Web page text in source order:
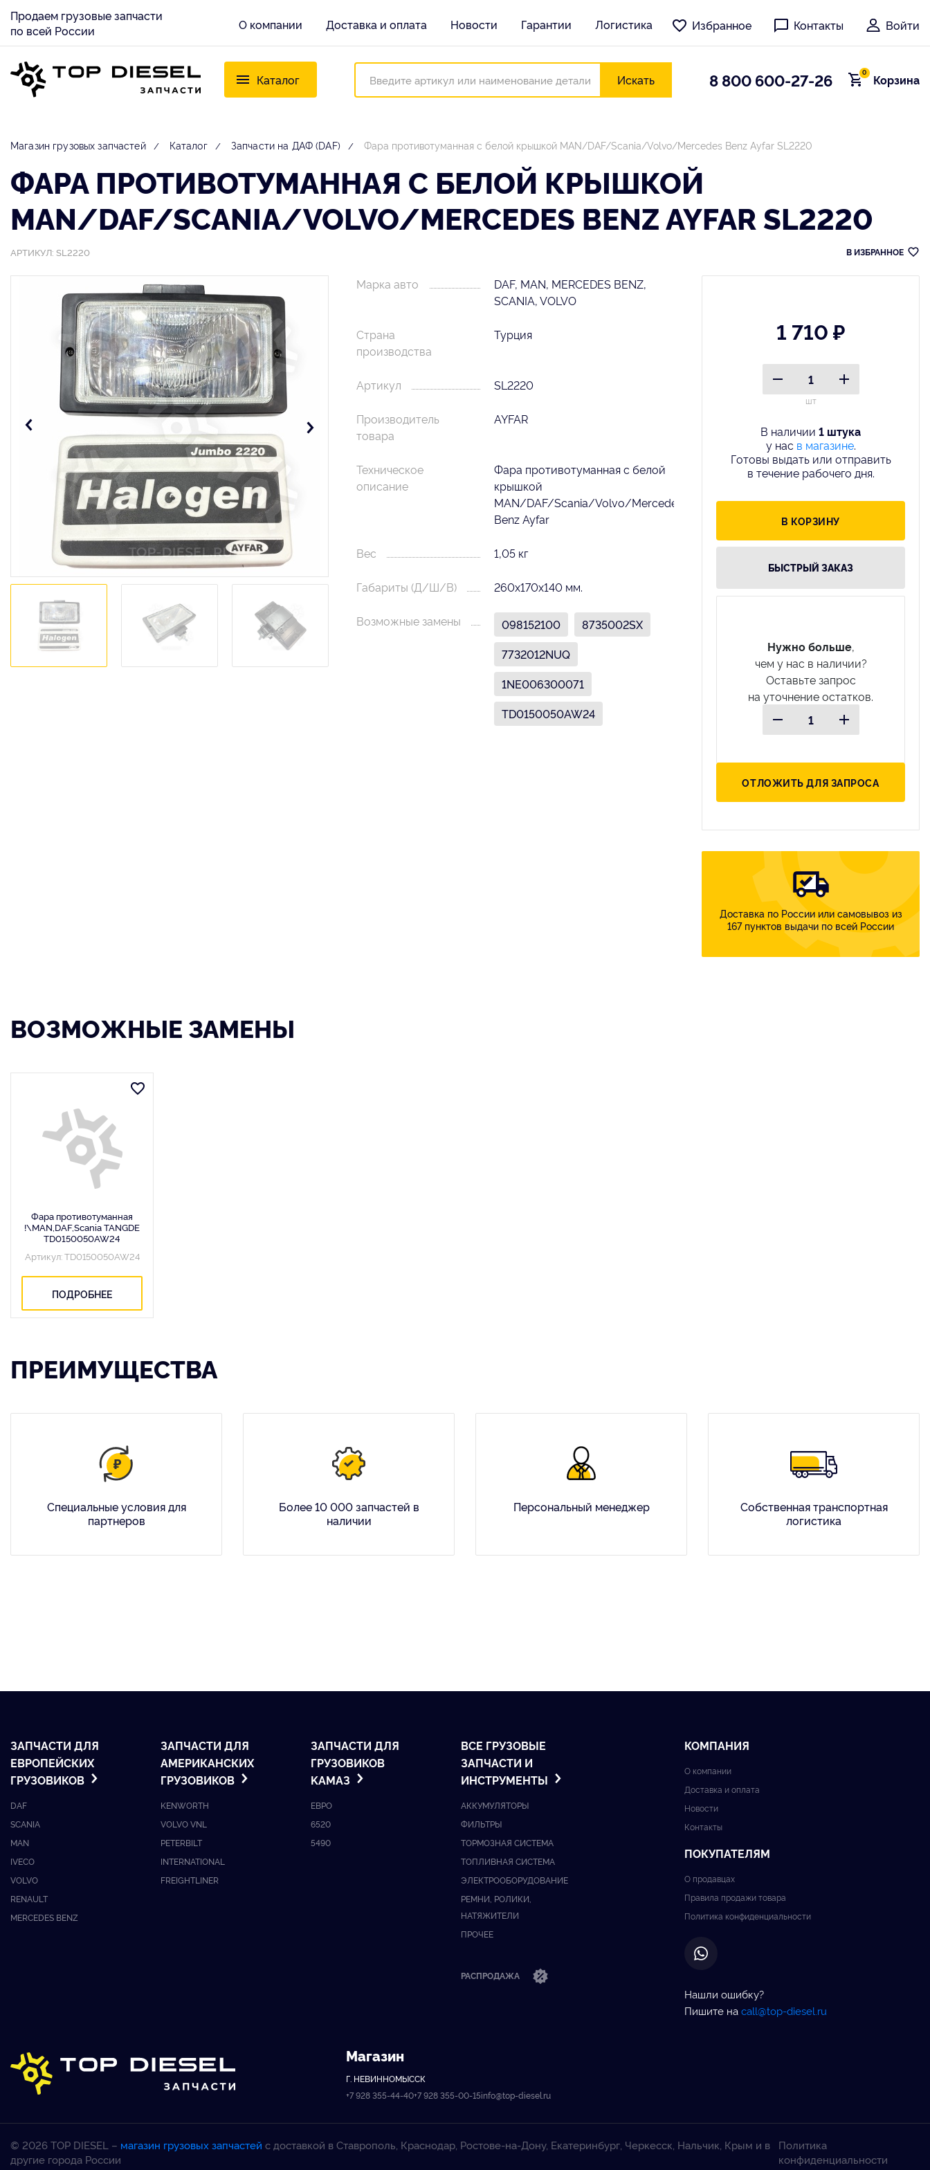
Продаем грузовые запчасти
по всей России
О компании Доставка и оплата Новости Гарантии Логистика Избранное Контакты Войти
Каталог Искать 8 800 600-27-26 Корзина
0
Магазин грузовых запчастей Каталог Запчасти на ДАФ (DAF) Фара противотуманная с белой крышкой MAN/DAF/Scania/Volvo/Mercedes Benz Ayfar SL2220
ФАРА ПРОТИВОТУМАННАЯ С БЕЛОЙ КРЫШКОЙ
MAN/DAF/SCANIA/VOLVO/MERCEDES BENZ AYFAR SL2220
АРТИКУЛ: SL2220 В ИЗБРАННОЕ
Марка авто
DAF, MAN, MERCEDES BENZ,
SCANIA, VOLVO
Страна
производства
Турция
Артикул SL2220
Производитель
товара
AYFAR
Техническое
описание
Фара противотуманная с белой
крышкой
MAN/DAF/Scania/Volvo/Mercedes
Benz Ayfar
Вес 1,05 кг
Габариты (Д/Ш/В) 260х170х140 мм.
Возможные замены 098152100
8735002SX
7732012NUQ
1NE006300071
TD0150050AW24
1 710 ₽
шт
В наличии 1 штука
у нас в магазине.
Готовы выдать или отправить
в течение рабочего дня.
В КОРЗИНУ
БЫСТРЫЙ ЗАКАЗ
Нужно больше,
чем у нас в наличии?
Оставьте запрос
на уточнение остатков.
ОТЛОЖИТЬ ДЛЯ ЗАПРОСА
Доставка по России или самовывоз из
167 пунктов выдачи по всей России
ВОЗМОЖНЫЕ ЗАМЕНЫ
Фара противотуманная
!\MAN,DAF,Scania TANGDE
TD0150050AW24
Артикул: TD0150050AW24
ПОДРОБНЕЕ
ПРЕИМУЩЕСТВА
Специальные условия для
партнеров
Более 10 000 запчастей в
наличии
Персональный менеджер
Собственная транспортная
логистика
ЗАПЧАСТИ ДЛЯ
ЕВРОПЕЙСКИХ
ГРУЗОВИКОВ
DAF
SCANIA
MAN
IVECO
VOLVO
RENAULT
MERCEDES BENZ
ЗАПЧАСТИ ДЛЯ
АМЕРИКАНСКИХ
ГРУЗОВИКОВ
KENWORTH
VOLVO VNL
PETERBILT
INTERNATIONAL
FREIGHTLINER
ЗАПЧАСТИ ДЛЯ
ГРУЗОВИКОВ
KАМАЗ
ЕВРО
6520
5490
ВСЕ ГРУЗОВЫЕ
ЗАПЧАСТИ И
ИНСТРУМЕНТЫ
АККУМУЛЯТОРЫ
ФИЛЬТРЫ
ТОРМОЗНАЯ СИСТЕМА
ТОПЛИВНАЯ СИСТЕМА
ЭЛЕКТРООБОРУДОВАНИЕ
РЕМНИ, РОЛИКИ,
НАТЯЖИТЕЛИ
ПРОЧЕЕ
РАСПРОДАЖА
КОМПАНИЯ
О компании
Доставка и оплата
Новости
Контакты
ПОКУПАТЕЛЯМ
О продавцах
Правила продажи товара
Политика конфиденциальности
Нашли ошибку?
Пишите наcall@top-diesel.ru
Магазин
Г. НЕВИННОМЫССК
+7 928 355-44-40+7 928 355-00-15info@top-diesel.ru
© 2026 TOP DIESEL – магазин грузовых запчастей с доставкой в Ставрополь, Краснодар, Ростове-на-Дону, Екатеринбург, Черкесск, Нальчик, Крым и в
другие города России
Политика
конфиденциальности